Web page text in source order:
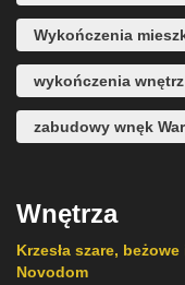
Wykończenia
wykończenia
zabudowy wnęk
Wnętrza
Krzesła szare,
Novodom